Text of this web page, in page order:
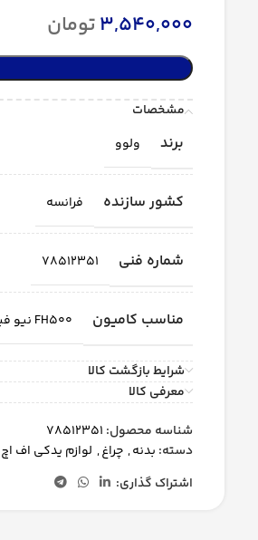
3,540,000تومان
مشخصات
برند ولوو
کشور سازنده فرانسه
شماره فنی 78512351
مناسب کامیون FH500 نیو فیس
شرایط بازگشت کالا
معرفی کالا
شناسه محصول: 78512351
دسته: بدنه, چراغ, لوازم یدکی اف اچ 500 نیو فیس | FH500 نیوفیس
اشتراک گذاری: